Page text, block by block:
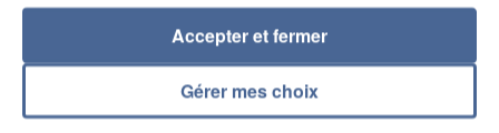
L’UN DES FONDATEURS SUPPOSÉS DE LA DZ
MAFIA INTERPELLÉ EN ALGÉRIE
Gérer mes choix
Accepter et fermer